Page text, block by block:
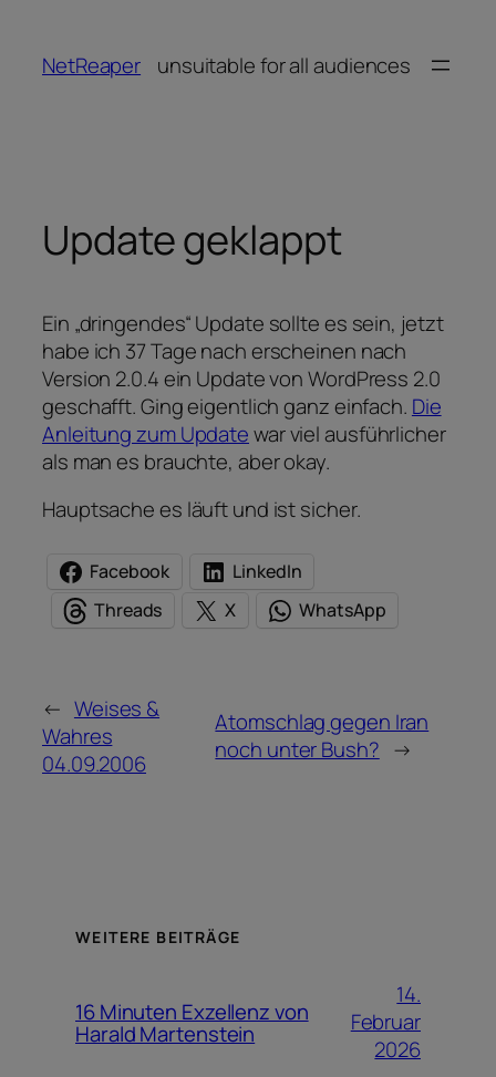
springen
NetReaper unsuitable for all audiences
Update geklappt
Ein „dringendes“ Update sollte es sein, jetzt
habe ich 37 Tage nach erscheinen nach
Version 2.0.4 ein Update von WordPress 2.0
geschafft. Ging eigentlich ganz einfach. Die
Anleitung zum Updatewar viel ausführlicher
als man es brauchte, aber okay.
Hauptsache es läuft und ist sicher.
Facebook
LinkedIn
Threads
X WhatsApp
← Weises &
Wahres
04.09.2006
Atomschlag gegen Iran
noch unter Bush? →
WEITERE BEITRÄGE
16 Minuten Exzellenz von
Harald Martenstein
14.
Februar
2026